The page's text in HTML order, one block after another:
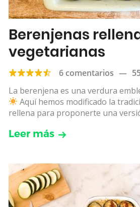
Berenjenas
vegetarianas
6 comentarios —
La berenjena es una verdura
Aquí hemos modificado la
rellena para proponerte una
Leer más